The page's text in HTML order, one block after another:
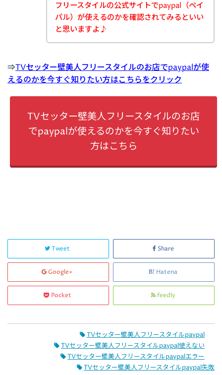
フリースタイルの公式サイトでpaypal（ペイ
パル）が使えるのかを確認されてみるといい
と思いますよ♪
⇒TVセッター壁美人フリースタイルのお店でpaypalが使
えるのかを今すぐ知りたい方はこちらをクリック
TVセッター壁美人フリースタイルのお店
でpaypalが使えるのかを今すぐ知りたい
方はこちら
Tweet Share
Google+ Hatena
Pocket feedly
TVセッター壁美人フリースタイルpaypal
TVセッター壁美人フリースタイルpaypal使えない
TVセッター壁美人フリースタイルpaypalエラー
TVセッター壁美人フリースタイルpaypal失敗